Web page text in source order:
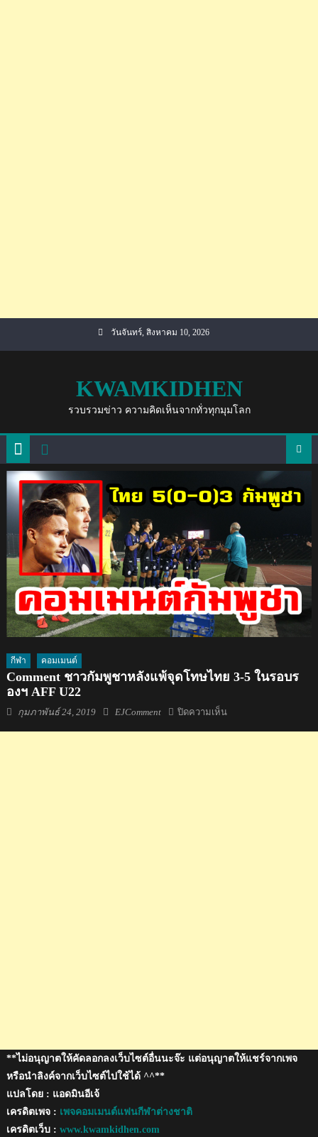
วันจันทร์, สิงหาคม 10, 2026
KWAMKIDHEN
รวบรวมข่าว ความคิดเห็นจากทั่วทุกมุมโลก
กีฬา คอมเมนต์
Comment ชาวกัมพูชาหลังแพ้จุดโทษไทย 3-5 ในรอบร
องฯ AFF U22
Posted
กุมภาพันธ์ 24, 2019 Author
EJComment ปิดความเห็นบน
**ไม่อนุญาตให้คัดลอกลงเว็บไซต์อื่นนะจ๊ะ แต่อนุญาตให้แชร์จากเพจ
หรือนำลิงค์จากเว็บไซต์ไปใช้ได้ ^^**
แปลโดย : แอดมินอีเจ้
เครดิตเพจ : เพจคอมเมนต์แฟนกีฬาต่างชาติ
เครดิตเว็บ : www.kwamkidhen.com